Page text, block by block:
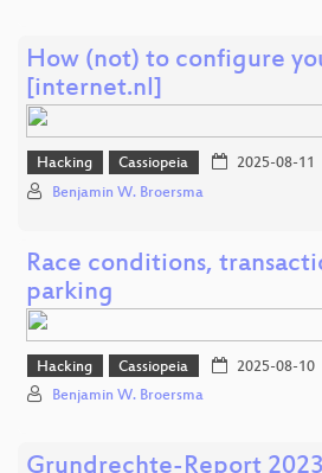
How (not) to configure
[internet.nl]
Hacking Cassiopeia 2025-08-11
Benjamin W. Broersma
Race conditions,
parking
Hacking Cassiopeia 2025-08-10
Benjamin W. Broersma